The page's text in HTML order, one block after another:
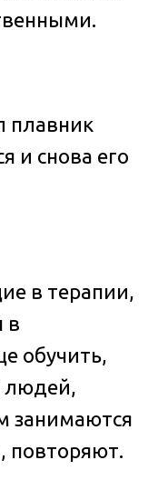
плавник
и снова его
в терапии,
в
обучить,
людей,
занимаются
повторяют.